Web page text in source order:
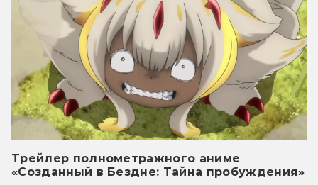
Трейлер полнометражного аниме
«Созданный в Бездне: Тайна пробуждения»